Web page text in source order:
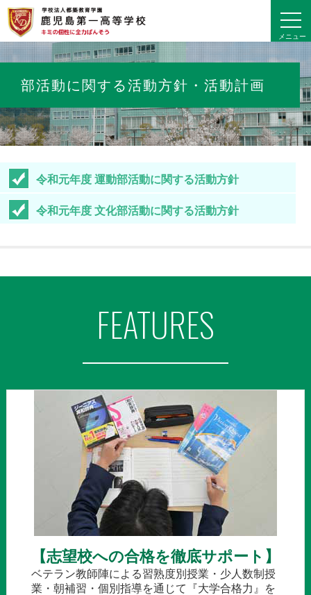
メニュー
部活動に関する活動方針・活動計画
部活動に関する活動方針・活動計画の掲載
令和元年度 運動部活動に関する活動方針
令和元年度 文化部活動に関する活動方針
FEATURES
【志望校への合格を徹底サポート】
ベテラン教師陣による習熟度別授業・少人数制授
業・朝補習・個別指導を通じて『大学合格力』を